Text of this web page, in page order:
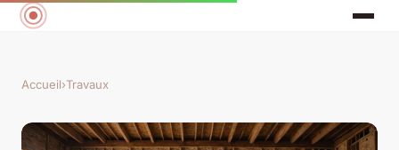
Accueil›Travaux